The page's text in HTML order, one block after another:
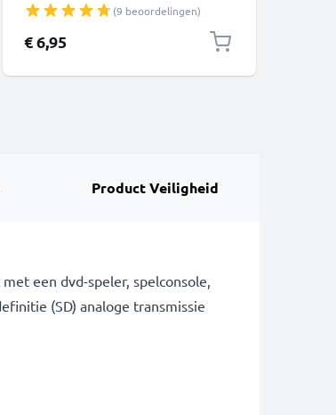
(9 beoordelingen)
€ 6,95
Product Veiligheid
een dvd-speler, spelconsole,
(SD) analoge transmissie